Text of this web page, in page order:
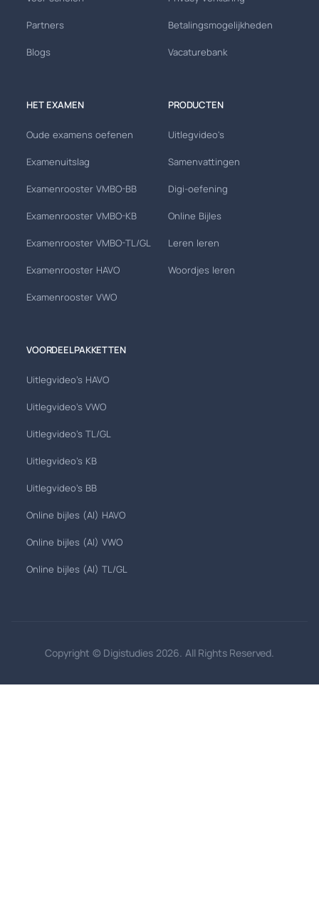
Partners
Blogs
Betalingsmogelijkheden
Vacaturebank
HET EXAMEN
Oude examens oefenen
Examenuitslag
Examenrooster VMBO-BB
Examenrooster VMBO-KB
Examenrooster VMBO-TL/GL
Examenrooster HAVO
Examenrooster VWO
PRODUCTEN
Uitlegvideo's
Samenvattingen
Digi-oefening
Online Bijles
Leren leren
Woordjes leren
VOORDEELPAKKETTEN
Uitlegvideo's HAVO
Uitlegvideo's VWO
Uitlegvideo's TL/GL
Uitlegvideo's KB
Uitlegvideo's BB
Online bijles (AI) HAVO
Online bijles (AI) VWO
Online bijles (AI) TL/GL
Copyright © Digistudies 2026. All Rights Reserved.